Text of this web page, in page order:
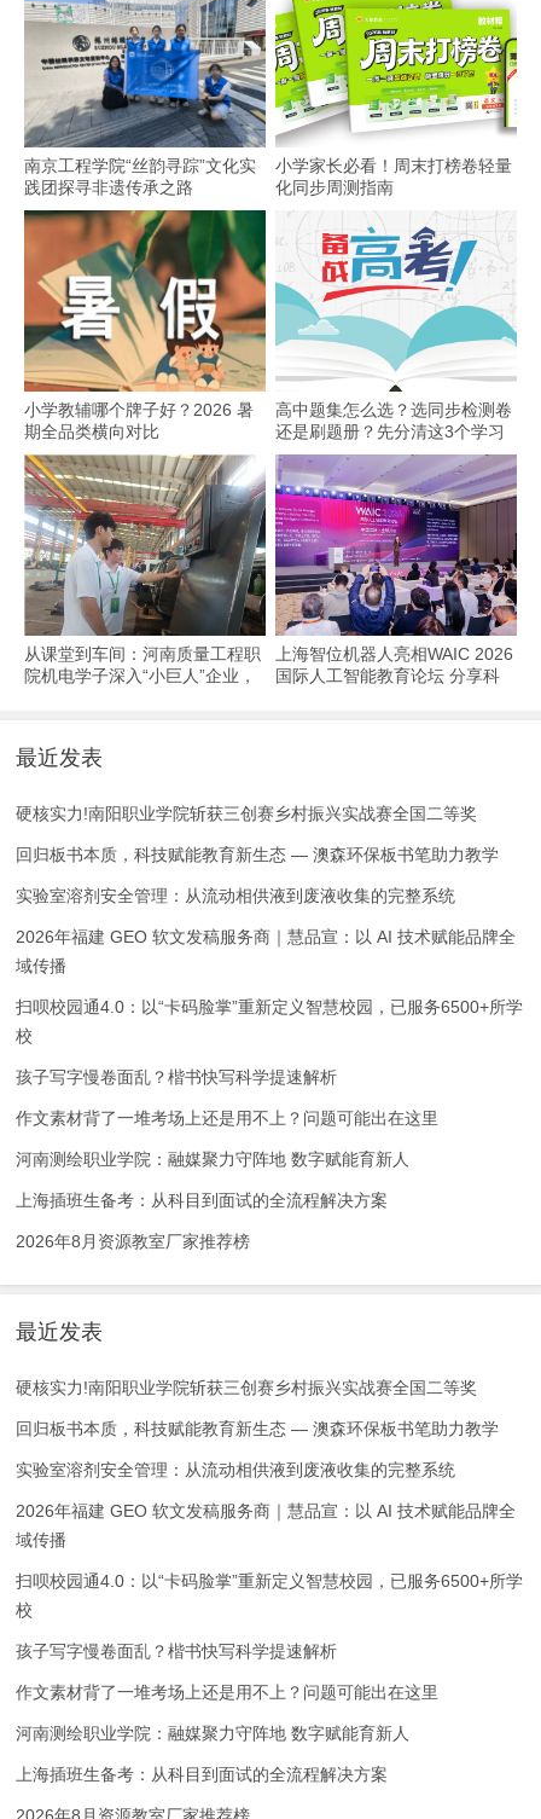
南京工程学院“丝韵寻踪”文化实
践团探寻非遗传承之路
小学家长必看！周末打榜卷轻量
化同步周测指南
小学教辅哪个牌子好？2026 暑
期全品类横向对比
高中题集怎么选？选同步检测卷
还是刷题册？先分清这3个学习
场景
从课堂到车间：河南质量工程职
院机电学子深入“小巨人”企业，
上海智位机器人亮相WAIC 2026
国际人工智能教育论坛 分享科
最近发表
硬核实力!南阳职业学院斩获三创赛乡村振兴实战赛全国二等奖
回归板书本质，科技赋能教育新生态 — 澳森环保板书笔助力教学
实验室溶剂安全管理：从流动相供液到废液收集的完整系统
2026年福建 GEO 软文发稿服务商｜慧品宣：以 AI 技术赋能品牌全
域传播
扫呗校园通4.0：以“卡码脸掌”重新定义智慧校园，已服务6500+所学
校
孩子写字慢卷面乱？楷书快写科学提速解析
作文素材背了一堆考场上还是用不上？问题可能出在这里
河南测绘职业学院：融媒聚力守阵地 数字赋能育新人
上海插班生备考：从科目到面试的全流程解决方案
2026年8月资源教室厂家推荐榜
最近发表
硬核实力!南阳职业学院斩获三创赛乡村振兴实战赛全国二等奖
回归板书本质，科技赋能教育新生态 — 澳森环保板书笔助力教学
实验室溶剂安全管理：从流动相供液到废液收集的完整系统
2026年福建 GEO 软文发稿服务商｜慧品宣：以 AI 技术赋能品牌全
域传播
扫呗校园通4.0：以“卡码脸掌”重新定义智慧校园，已服务6500+所学
校
孩子写字慢卷面乱？楷书快写科学提速解析
作文素材背了一堆考场上还是用不上？问题可能出在这里
河南测绘职业学院：融媒聚力守阵地 数字赋能育新人
上海插班生备考：从科目到面试的全流程解决方案